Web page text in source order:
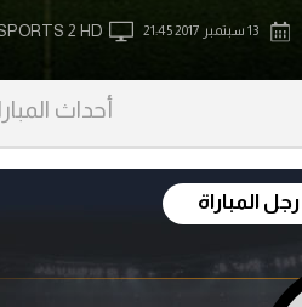
رياضات أخرى 13 سبتمبر 2017 21:45 2 HD
أحداث
رجل المباراة